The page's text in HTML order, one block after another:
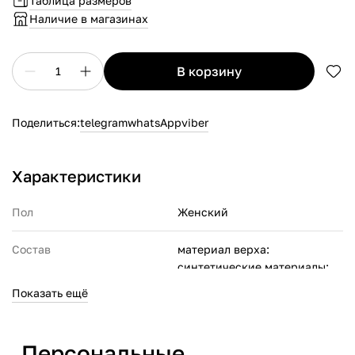
Наличие в магазинах
1 в корзину
Поделиться:telegramwhatsAppviber
Характеристики
Пол Женский
Состав
материал верха:
синтетические материалы;
Показать ещё